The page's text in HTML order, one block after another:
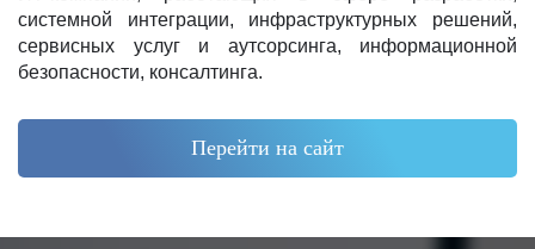
системной интеграции, инфраструктурных решений,
сервисных услуг и аутсорсинга, информационной
безопасности, консалтинга.
Перейти на сайт